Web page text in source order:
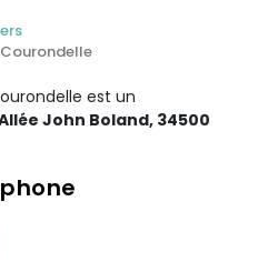
est un
John Boland, 34500